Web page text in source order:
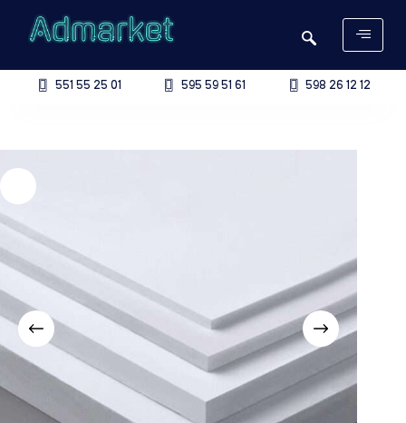
551 55 25 01 595 59 51 61 598 26 12 12